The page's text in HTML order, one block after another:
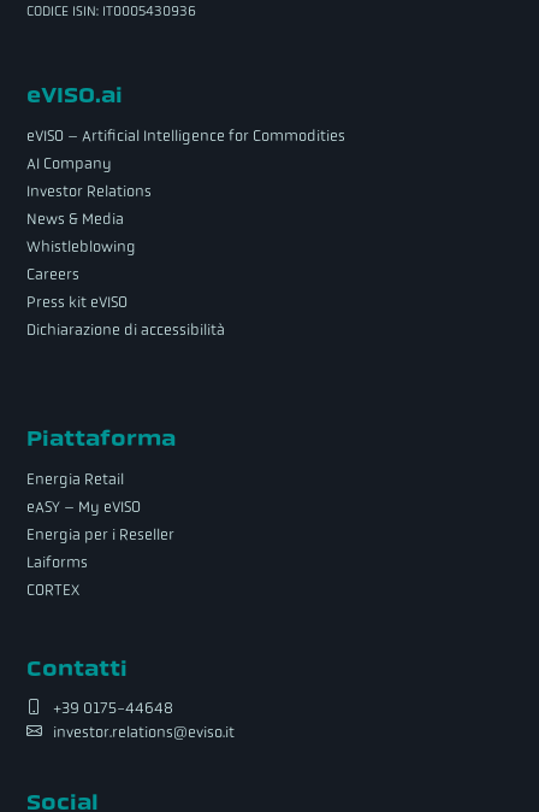
CODICE ISIN: IT0005430936
eVISO.ai
eVISO – Artificial Intelligence for Commodities
AI Company
Investor Relations
News & Media
Whistleblowing
Careers
Press kit eVISO
Dichiarazione di accessibilità
Piattaforma
Energia Retail
eASY – My eVISO
Energia per i Reseller
Laiforms
CORTEX
Contatti
+39 0175-44648
investor.relations@eviso.it
Social